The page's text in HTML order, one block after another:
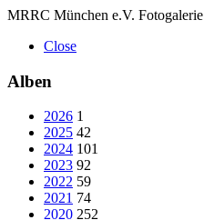
MRRC München e.V. Fotogalerie
Close
Alben
2026 1
2025 42
2024 101
2023 92
2022 59
2021 74
2020 252